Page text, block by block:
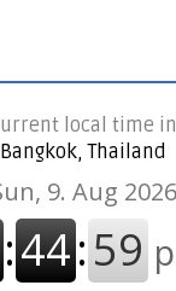
local time in
Bangkok, Thailand